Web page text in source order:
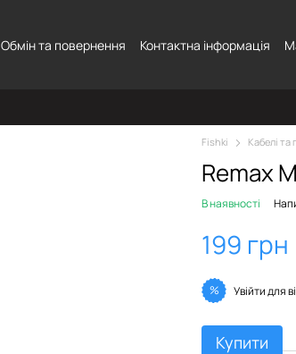
Обмін та повернення Контактна інформація
Fishki Кабелі та
Remax
В наявності
199 грн
% Увійтидля
Купити